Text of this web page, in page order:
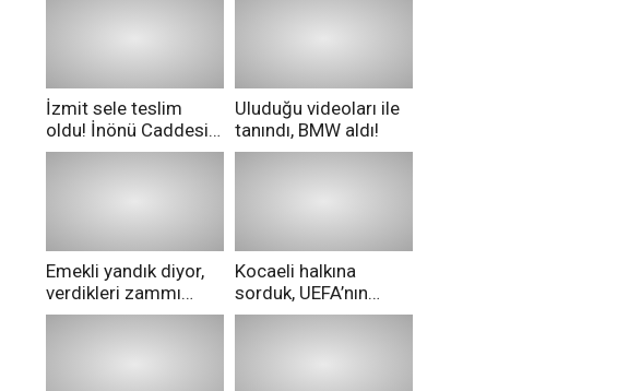
İzmit sele teslim
oldu! İnönü Caddesi
göle döndü!
Uluduğu videoları ile
tanındı, BMW aldı!
Emekli yandık diyor,
verdikleri zammı
pazarda geri aldılar!
Kocaeli halkına
sorduk, UEFA’nın
Merih Demiral kararı